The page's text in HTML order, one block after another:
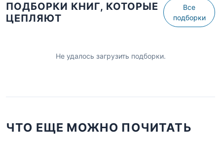
ПОДБОРКИ КНИГ, КОТОРЫЕ
ЦЕПЛЯЮТ
Все
подборки
Не удалось загрузить подборки.
ЧТО ЕЩЕ МОЖНО ПОЧИТАТЬ